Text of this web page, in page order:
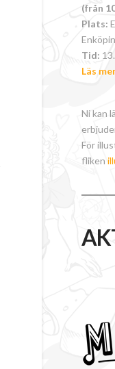
(från
Plats:
Tid:
Läs
Ni kan
För
fliken